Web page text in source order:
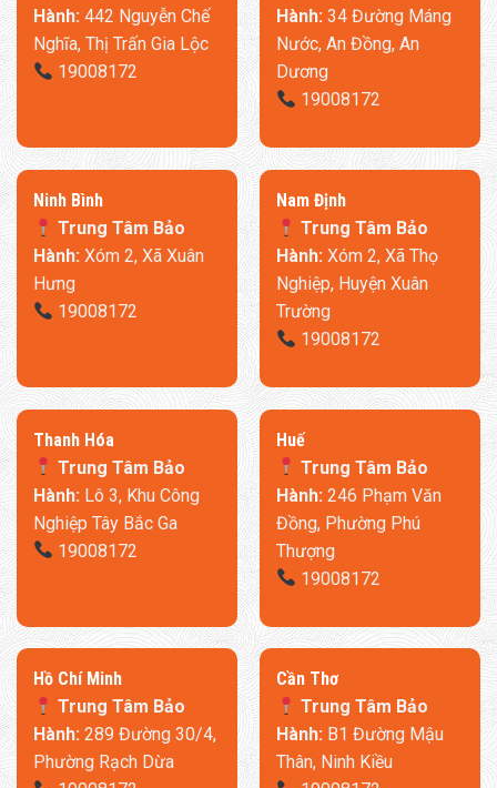
Hành:442 Nguyễn Chế
Nghĩa, Thị Trấn Gia Lộc
19008172
Hành:34 Đường Máng
Nước, An Đồng, An
Dương
19008172
Ninh Bình
Trung Tâm Bảo
Hành:Xóm 2, Xã Xuân
Hưng
19008172
​Nam Định
Trung Tâm Bảo
Hành:Xóm 2, Xã Thọ
Nghiệp, Huyện Xuân
Trường
19008172
Thanh Hóa
Trung Tâm Bảo
Hành: Lô 3, Khu Công
Nghiệp Tây Bắc Ga
19008172
​Huế
Trung Tâm Bảo
Hành: 246 Phạm Văn
Đồng, Phường Phú
Thượng
19008172
​Hồ Chí Minh
Trung Tâm Bảo
Hành:289 Đường 30/4,
Phường Rạch Dừa
Cần Thơ
Trung Tâm Bảo
Hành:B1 Đường Mậu
Thân, Ninh Kiều